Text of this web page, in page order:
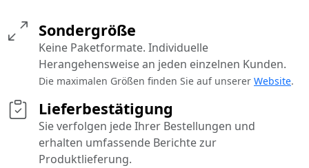
Sondergröße
Keine Paketformate. Individuelle
Herangehensweise an jeden einzelnen Kunden.
Die maximalen Größen finden Sie auf unserer Website.
Lieferbestätigung
Sie verfolgen jede Ihrer Bestellungen und
erhalten umfassende Berichte zur
Produktlieferung.